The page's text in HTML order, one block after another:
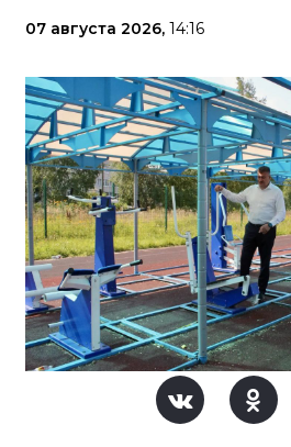
07 августа 2026, 14:16